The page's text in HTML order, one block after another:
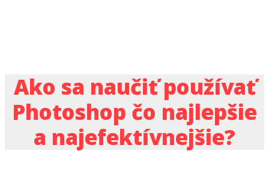
Ako sa naučiť používať
Photoshop čo najlepšie
a najefektívnejšie?